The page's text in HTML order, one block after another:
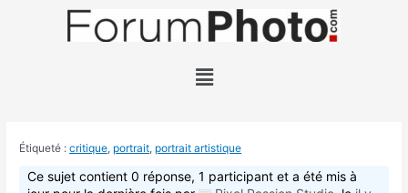
Menu
Étiqueté :critique, portrait, portrait artistique
Ce sujet contient 0 réponse, 1 participant et a été mis à